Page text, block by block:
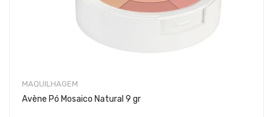
MAQUILHAGEM
Avène Pó Mosaico Natural 9 gr